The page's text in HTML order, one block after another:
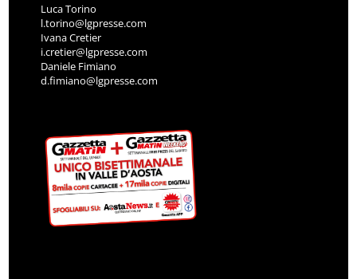
Luca Torino
l.torino@lgpresse.com
Ivana Cretier
i.cretier@lgpresse.com
Daniele Fimiano
d.fimiano@lgpresse.com